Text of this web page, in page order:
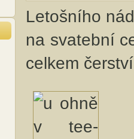
Letošního
na svatební
celkem